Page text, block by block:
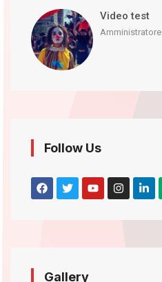
Video test
Amministratore
Follow Us
Gallery